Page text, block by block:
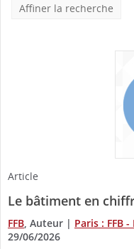
Affiner la recherche
Article
Le bâtiment en
FFB , Auteur | Paris : FFB
29/06/2026